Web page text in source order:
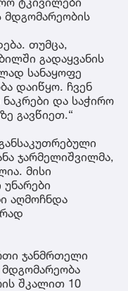
მდგომარეობის
თუმცა,
გადაყვანის
სანაყოფე
დაიწყო. ჩვენ
და საჭირო
გავწიეთ.“
ჯარმელიშვილმა,
მისი
აღმოჩნდა
ჯანმრთელი
მდგომარეობა
შკალით 10